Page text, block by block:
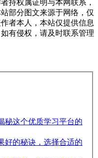
持权属证明与本网联系，
部分图文来源于网络，仅
者本人，本站仅提供信息
有侵权，请及时联系管理
秘这个优质学习平台的
好的秘诀，选择合适的